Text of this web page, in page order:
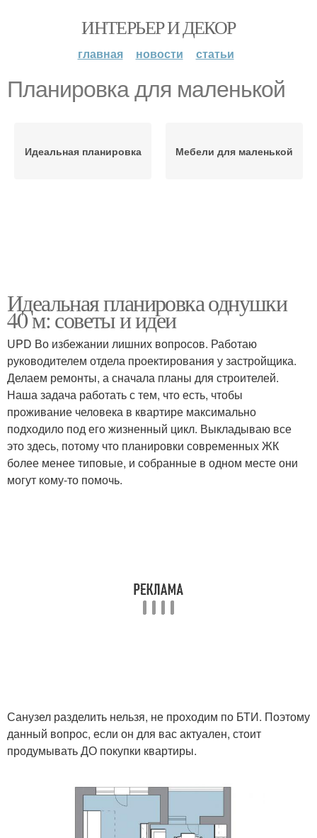
ИНТЕРЬЕР И ДЕКОР
главная новости статьи
Планировка для маленькой
Идеальная планировка Мебели для маленькой
Идеальная планировка однушки
40 м: советы и идеи
UPD Во избежании лишних вопросов. Работаю
руководителем отдела проектирования у застройщика.
Делаем ремонты, а сначала планы для строителей.
Наша задача работать с тем, что есть, чтобы
проживание человека в квартире максимально
подходило под его жизненный цикл. Выкладываю все
это здесь, потому что планировки современных ЖК
более менее типовые, и собранные в одном месте они
могут кому-то помочь.
Санузел разделить нельзя, не проходим по БТИ. Поэтому
данный вопрос, если он для вас актуален, стоит
продумывать ДО покупки квартиры.